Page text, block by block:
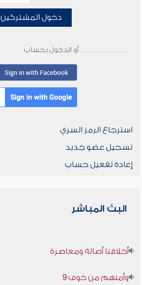
دخول المشتركين
أو الدخول بحساب
استرجاع الرمز السري
تسجيل عضو جديد
إعادة تفعيل حساب
البث المباشر
أخلاقنا أصالة ومعاصرة
وأمنهم من خوف 9